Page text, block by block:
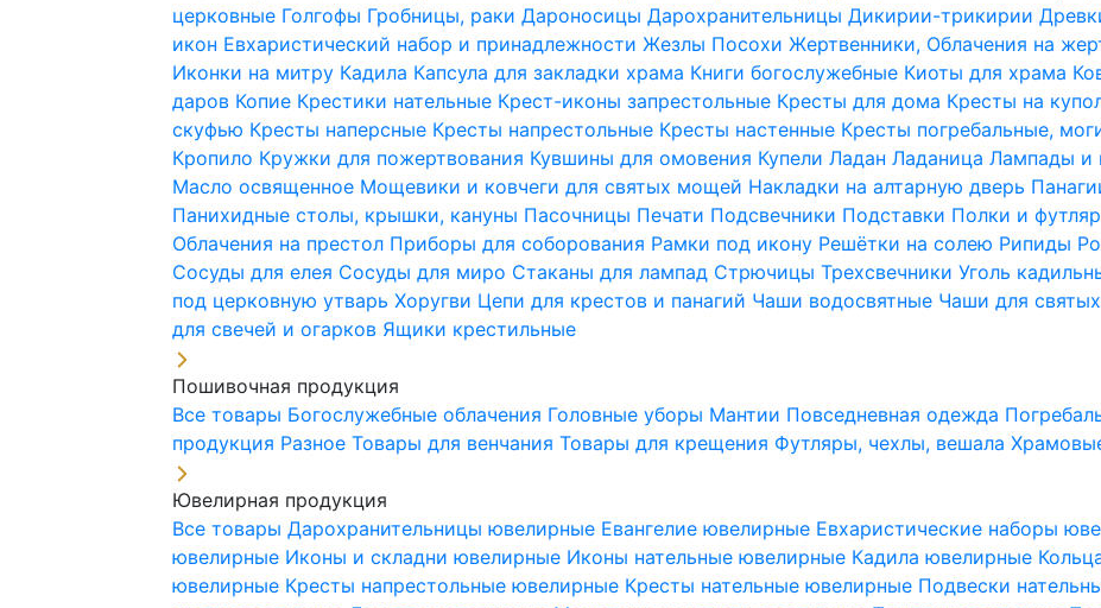
церковные Голгофы Гробницы, ракиДароносицыДарохранительницыДикирии-трикирии
икон Евхаристический набор и принадлежностиЖезлы ПосохиЖертвенники, Облачения на
Иконки на митру Кадила Капсула для закладки храма Книги богослужебные Киоты для храма
даров Копие Крестики нательные Крест-иконы запрестольные Кресты для дома Кресты на
скуфью Кресты наперсные Кресты напрестольные Кресты настенные Кресты погребальные,
Кропило Кружки для пожертвования Кувшины для омовения КупелиЛаданЛаданицаЛампады и
Масло освященное Мощевики и ковчеги для святых мощей Накладки на алтарную дверь
Панихидные столы, крышки, кануны Пасочницы Печати Подсвечники Подставки Полки и
Облачения на престол Приборы для соборования Рамки под икону Решётки на солею Рипиды
Сосуды для елея Сосуды для миро Стаканы для лампад СтрючицыТрехсвечникиУголь
под церковную утварьХоругви Цепи для крестов и панагий Чаши водосвятные Чаши для
для свечей и огарков Ящики крестильные
Пошивочная продукция
Все товары Богослужебные облачения Головные уборы Мантии Повседневная одежда
продукция РазноеТовары для венчанияТовары для крещения Футляры, чехлы, вешала
Ювелирная продукция
Все товарыДарохранительницы ювелирные Евангелие ювелирные Евхаристические наборы
ювелирные Иконы и складни ювелирные Иконы нательные ювелирные Кадила ювелирные
ювелирные Кресты напрестольные ювелирные Кресты нательные ювелирные Подвески